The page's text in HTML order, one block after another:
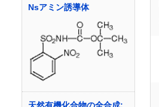
Nsアミン誘導体
天然有機化合物の全合成: